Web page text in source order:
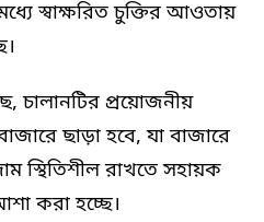
স্বাক্ষরিত চুক্তির আওতায়
চালানটির প্রয়োজনীয়
ছাড়া হবে, যা বাজারে
স্থিতিশীল রাখতে সহায়ক
করা হচ্ছে।